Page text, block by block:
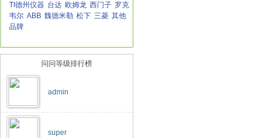
TI德州仪器 台达 欧姆龙 西门子 罗克
韦尔 ABB 魏德米勒 松下 三菱 其他
品牌
问问等级排行榜
admin
super